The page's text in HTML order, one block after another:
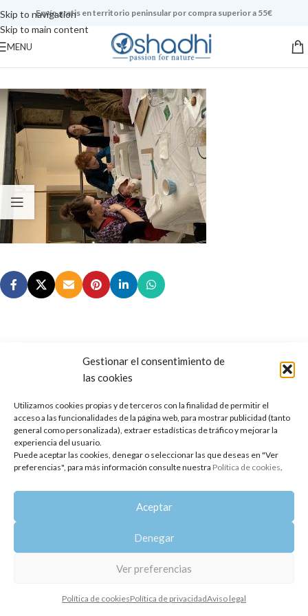
Gestionar el consentimiento de
las cookies
Utilizamos cookies propias y de terceros con la finalidad de permitir el
acceso a las funcionalidades de la página web, para mostrar publicidad (tanto
general como personalizada), extraer estadísticas de tráfico y mejorar la
experiencia del usuario.
Puede aceptar las cookies, denegar o seleccionar las que deseas en "Ver
preferencias", para más información consulte nuestra Política de cookies.
Aceptar
Denegar
Ver preferencias
Política de cookiesPolítica de privacidadAviso legal
Skip to navigation
Skip to main content
Envío gratis en territorio peninsular por compra superior a 55€
MENU
Copyright 2014-2025
Política de privacidad Aviso legal | Política de cookies